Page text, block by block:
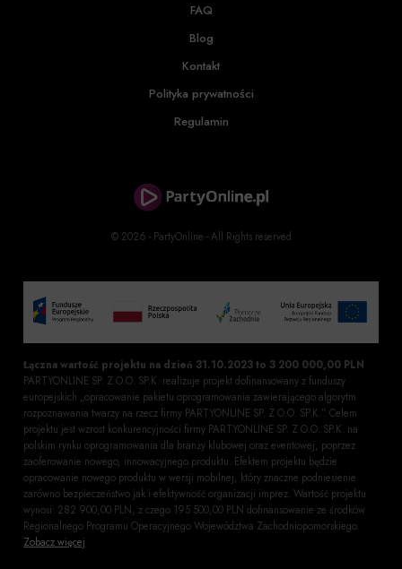
© 2026 - PartyOnline - All Rights reserved
FAQ
Blog
Kontakt
Polityka prywatności
Regulamin
Łączna wartość projektu na dzień 31.10.2023 to 3 200 000,00 PLN
PARTYONLINE SP. Z O.O. SP.K. realizuje projekt dofinansowany z funduszy
europejskich „opracowanie pakietu oprogramowania zawierającego algorytm
rozpoznawania twarzy na rzecz firmy PARTYONLINE SP. Z O.O. SP.K.”. Celem
projektu jest wzrost konkurencyjności firmy PARTYONLINE SP. Z O.O. SP.K. na
polskim rynku oprogramowania dla branży klubowej oraz eventowej, poprzez
zaoferowanie nowego, innowacyjnego produktu. Efektem projektu będzie
opracowanie nowego produktu w wersji mobilnej, który znaczne podniesienie
zarówno bezpieczeństwo jak i efektywność organizacji imprez. Wartość projektu
wynosi: 282 900,00 PLN, z czego 195 500,00 PLN dofinansowanie ze środków
Regionalnego Programu Operacyjnego Województwa Zachodniopomorskiego.
Zobacz więcej